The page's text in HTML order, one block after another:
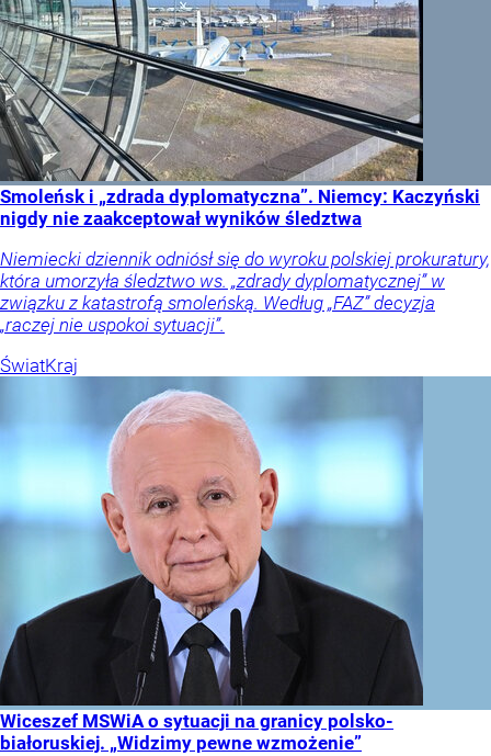
Smoleńsk i „zdrada dyplomatyczna”. Niemcy: Kaczyński
nigdy nie zaakceptował wyników śledztwa
Niemiecki dziennik odniósł się do wyroku polskiej prokuratury,
która umorzyła śledztwo ws. „zdrady dyplomatycznej” w
związku z katastrofą smoleńską. Według „FAZ” decyzja
„raczej nie uspokoi sytuacji”.
ŚwiatKraj
Wiceszef MSWiA o sytuacji na granicy polsko-
białoruskiej. „Widzimy pewne wzmożenie”